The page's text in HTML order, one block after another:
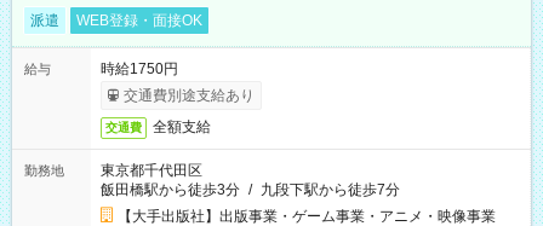
派遣 WEB登録・面接OK
給与
時給1750円
交通費別途支給あり
交通費 全額支給
勤務地
東京都千代田区
飯田橋駅から徒歩3分 / 九段下駅から徒歩7分
【大手出版社】出版事業・ゲーム事業・アニメ・映像事業